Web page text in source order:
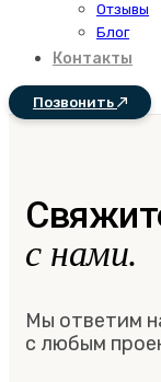
Отзывы
Блог
Контакты
Позвонить
с нами.
Мы ответим
с любым